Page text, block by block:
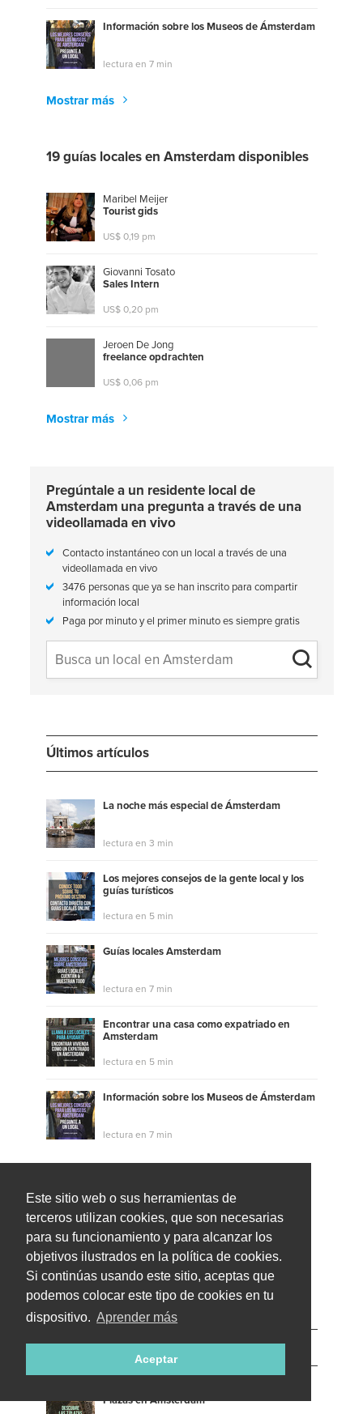
Este sitio web o sus herramientas de
terceros utilizan cookies, que son necesarias
para su funcionamiento y para alcanzar los
objetivos ilustrados en la política de cookies.
Si continúas usando este sitio, aceptas que
podemos colocar este tipo de cookies en tu
dispositivo. Aprender más
Aceptar
Información sobre los Museos de Ámsterdam
lectura en 7 min
Mostrar más
19 guías locales en Amsterdam disponibles
Maribel Meijer
Touristgids
US$ 0,19 pm
Giovanni Tosato
SalesIntern
US$ 0,20 pm
Jeroen De Jong
freelanceopdrachten
US$ 0,06 pm
Mostrar más
Pregúntale a un residente local de
Amsterdam una pregunta a través de una
videollamada en vivo
Contacto instantáneo con un local a través de una
videollamada en vivo
3476 personas que ya se han inscrito para compartir
información local
Paga por minuto y el primer minuto es siempre gratis
Últimos artículos
La noche más especial de Ámsterdam
lectura en 3 min
Los mejores consejos de la gente local y los
guías turísticos
lectura en 5 min
Guías locales Amsterdam
lectura en 7 min
Encontrar una casa como expatriado en
Amsterdam
lectura en 5 min
Información sobre los Museos de Ámsterdam
lectura en 7 min
TheONEs to call via live video
19 guías locales en Amsterdam disponibles
Show all
Artículos populares
Plazas en Amsterdam